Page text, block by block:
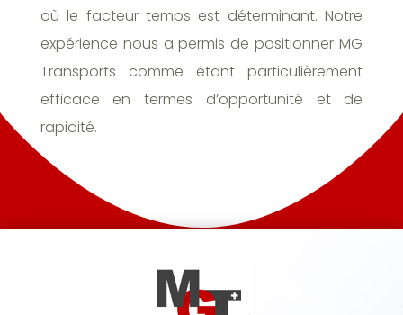
où le facteur temps est déterminant. Notre
expérience nous a permis de positionner MG
Transports comme étant particulièrement
efficace en termes d’opportunité et de
rapidité.